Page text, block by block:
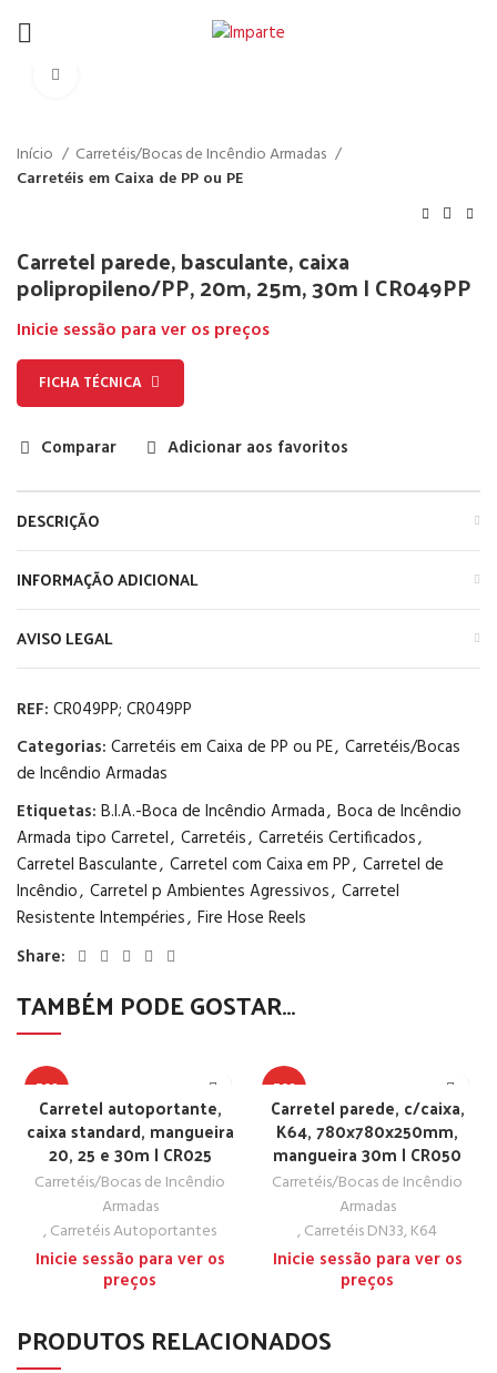
Início
Carretéis/Bocas de Incêndio Armadas
Carretéis em Caixa de PP ou PE
Carretel parede, basculante, caixa
polipropileno/PP, 20m, 25m, 30m | CR049PP
Inicie sessão para ver os preços
FICHA TÉCNICA
Comparar Adicionar aos favoritos
DESCRIÇÃO
INFORMAÇÃO ADICIONAL
AVISO LEGAL
REF: CR049PP; CR049PP
Categorias: Carretéis em Caixa de PP ou PE, Carretéis/Bocas
de Incêndio Armadas
Etiquetas: B.I.A.-Boca de Incêndio Armada, Boca de Incêndio
Armada tipo Carretel, Carretéis, Carretéis Certificados,
Carretel Basculante, Carretel com Caixa em PP, Carretel de
Incêndio, Carretel p Ambientes Agressivos, Carretel
Resistente Intempéries, Fire Hose Reels
Share:
TAMBÉM PODE GOSTAR…
TOP
Carretel autoportante,
caixa standard, mangueira
20, 25 e 30m | CR025
Carretéis/Bocas de Incêndio
Armadas
,Carretéis Autoportantes
Inicie sessão para ver os
preços
TOP
Carretel parede, c/caixa,
K64, 780x780x250mm,
mangueira 30m | CR050
Carretéis/Bocas de Incêndio
Armadas
,Carretéis DN33, K64
Inicie sessão para ver os
preços
PRODUTOS RELACIONADOS